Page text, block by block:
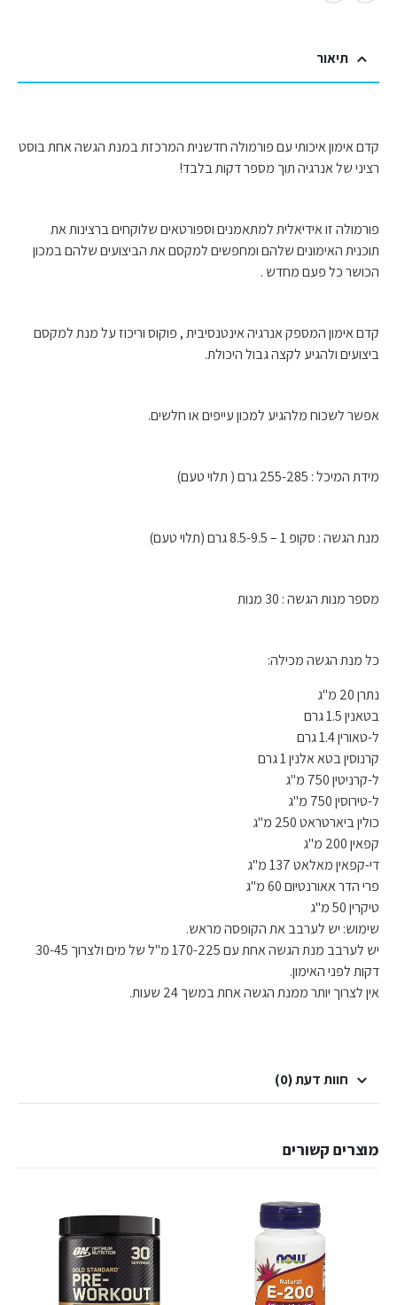
תיאור
קדם אימון איכותי עם פורמולה חדשנית המרכזת במנת הגשה אחת בוסט
רציני של אנרגיה תוך מספר דקות בלבד!
פורמולה זו אידיאלית למתאמנים וספורטאים שלוקחים ברצינות את
תוכנית האימונים שלהם ומחפשים למקסם את הביצועים שלהם במכון
הכושר כל פעם מחדש .
קדם אימון המספק אנרגיה אינטנסיבית , פוקוס וריכוז על מנת למקסם
ביצועים ולהגיע לקצה גבול היכולת.
אפשר לשכוח מלהגיע למכון עייפים או חלשים.
מידת המיכל : 255-285 גרם ( תלוי טעם)
מנת הגשה : סקופ 1 – 8.5-9.5 גרם (תלוי טעם)
מספר מנות הגשה : 30 מנות
כל מנת הגשה מכילה:
נתרן 20 מ"ג
בטאנין 1.5 גרם
ל-טאורין 1.4 גרם
קרנוסין בטא אלנין 1 גרם
ל-קרניטין 750 מ"ג
ל-טירוסין 750 מ"ג
כולין ביארטראט 250 מ"ג
קפאין 200 מ"ג
די-קפאין מאלאט 137 מ"ג
פרי הדר אאורנטיום 60 מ"ג
טיקרין 50 מ"ג
שימוש: יש לערבב את הקופסה מראש.
יש לערבב מנת הגשה אחת עם 170-225 מ"ל של מים ולצרוך 30-45
דקות לפני האימון.
אין לצרוך יותר ממנת הגשה אחת במשך 24 שעות.
חוות דעת (0)
מוצרים קשורים